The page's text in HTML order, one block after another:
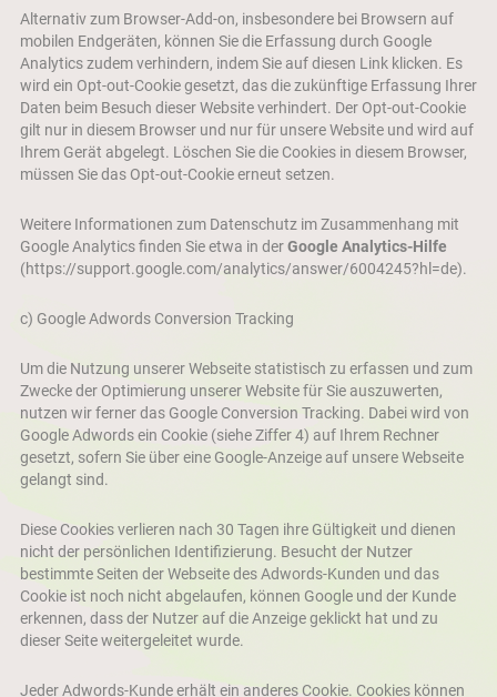
Alternativ zum Browser-Add-on, insbesondere bei Browsern auf
mobilen Endgeräten, können Sie die Erfassung durch Google
Analytics zudem verhindern, indem Sie auf diesen Link klicken. Es
wird ein Opt-out-Cookie gesetzt, das die zukünftige Erfassung Ihrer
Daten beim Besuch dieser Website verhindert. Der Opt-out-Cookie
gilt nur in diesem Browser und nur für unsere Website und wird auf
Ihrem Gerät abgelegt. Löschen Sie die Cookies in diesem Browser,
müssen Sie das Opt-out-Cookie erneut setzen.
Weitere Informationen zum Datenschutz im Zusammenhang mit
Google Analytics finden Sie etwa in derGoogle Analytics-Hilfe
(https://support.google.com/analytics/answer/6004245?hl=de).
c) Google Adwords Conversion Tracking
Um die Nutzung unserer Webseite statistisch zu erfassen und zum
Zwecke der Optimierung unserer Website für Sie auszuwerten,
nutzen wir ferner das Google Conversion Tracking. Dabei wird von
Google Adwords ein Cookie (siehe Ziffer 4) auf Ihrem Rechner
gesetzt, sofern Sie über eine Google-Anzeige auf unsere Webseite
gelangt sind.
Diese Cookies verlieren nach 30 Tagen ihre Gültigkeit und dienen
nicht der persönlichen Identifizierung. Besucht der Nutzer
bestimmte Seiten der Webseite des Adwords-Kunden und das
Cookie ist noch nicht abgelaufen, können Google und der Kunde
erkennen, dass der Nutzer auf die Anzeige geklickt hat und zu
dieser Seite weitergeleitet wurde.
Jeder Adwords-Kunde erhält ein anderes Cookie. Cookies können